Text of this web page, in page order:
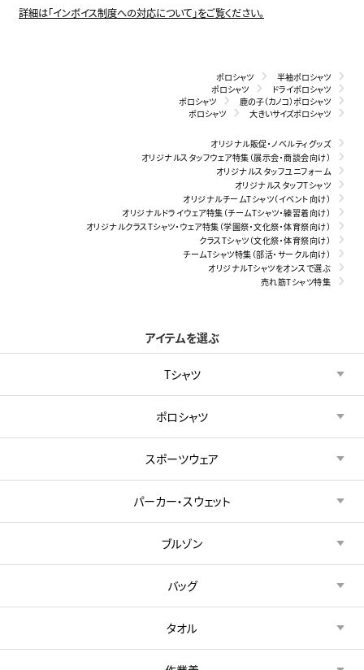
詳細は「インボイス制度への対応について」をご覧ください。
ポロシャツ
半袖ポロシャツ
ポロシャツ
ドライポロシャツ
ポロシャツ
鹿の子（カノコ）ポロシャツ
ポロシャツ
大きいサイズポロシャツ
オリジナル販促・ノベルティグッズ
オリジナルスタッフウェア特集（展示会・商談会向け）
オリジナルスタッフユニフォーム
オリジナルスタッフTシャツ
オリジナルチームTシャツ（イベント向け）
オリジナルドライウェア特集（チームTシャツ・練習着向け）
オリジナルクラスTシャツ・ウェア特集（学園祭・文化祭・体育祭向け）
クラスTシャツ（文化祭・体育祭向け）
チームTシャツ特集（部活・サークル向け）
オリジナルTシャツをオンスで選ぶ
売れ筋Tシャツ特集
アイテムを選ぶ
Tシャツ
ポロシャツ
スポーツウェア
パーカー・スウェット
ブルゾン
バッグ
タオル